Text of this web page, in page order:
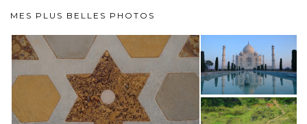
MES PLUS BELLES PHOTOS